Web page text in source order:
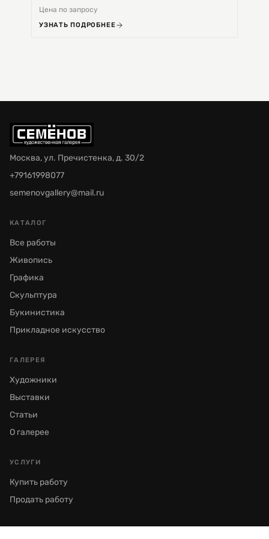
Цена по запросу
УЗНАТЬ ПОДРОБНЕЕ
Москва, ул. Пречистенка, д. 30/2
+79161998077
semenovgallery@mail.ru
КАТАЛОГ
Все работы
Живопись
Графика
Скульптура
Букинистика
Прикладное искусство
ГАЛЕРЕЯ
Художники
Выставки
Статьи
О галерее
УСЛУГИ
Купить работу
Продать работу